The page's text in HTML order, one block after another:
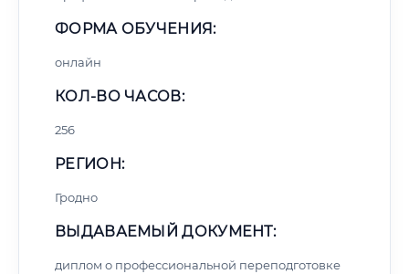
ФОРМА ОБУЧЕНИЯ:
онлайн
КОЛ-ВО ЧАСОВ:
256
РЕГИОН:
Гродно
ВЫДАВАЕМЫЙ ДОКУМЕНТ:
диплом о профессиональной переподготовке